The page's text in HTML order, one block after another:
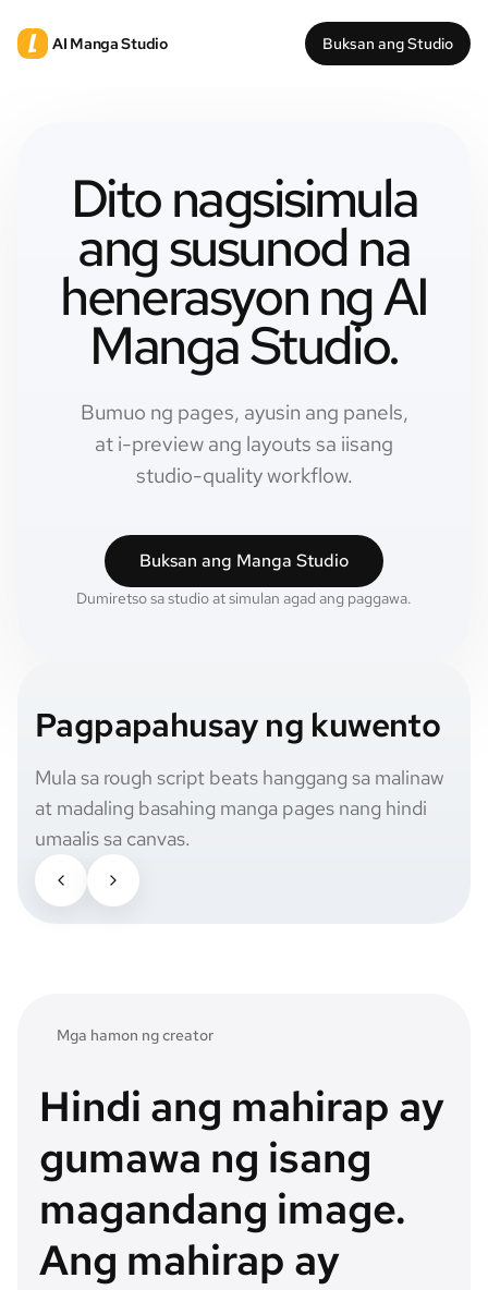
AI Manga Studio Buksan ang Studio
Dito nagsisimula
ang susunod na
henerasyon ng AI
Manga Studio.
Bumuo ng pages, ayusin ang panels,
at i-preview ang layouts sa iisang
studio-quality workflow.
Buksan ang Manga Studio
Dumiretso sa studio at simulan agad ang paggawa.
Pagpapahusay ng kuwento
Mula sa rough script beats hanggang sa malinaw
at madaling basahing manga pages nang hindi
umaalis sa canvas.
Mga hamon ng creator
Hindi ang mahirap ay
gumawa ng isang
magandang image.
Ang mahirap ay